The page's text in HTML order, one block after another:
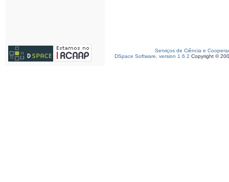
Serviços de Ciência e
DSpace Software, version 1.6.2 Copyright ©